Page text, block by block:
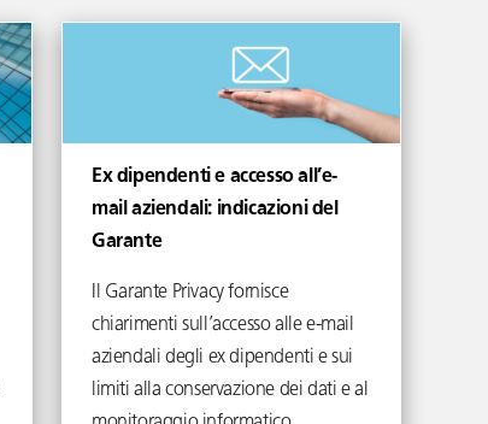
Ex dipendenti e accesso all’e-
mail aziendali: indicazioni del
Garante
Il Garante Privacy fornisce
chiarimenti sull’accesso alle e-mail
aziendali degli ex dipendenti e sui
limiti alla conservazione dei dati e al